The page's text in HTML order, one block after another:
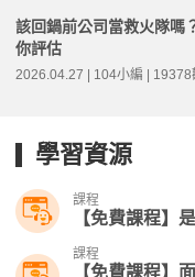
該回鍋前公司當救火隊嗎
你評估
2026.04.27 | 104小編 | 19378
學習資源
課程
【免費課程】
課程
【免費課程】